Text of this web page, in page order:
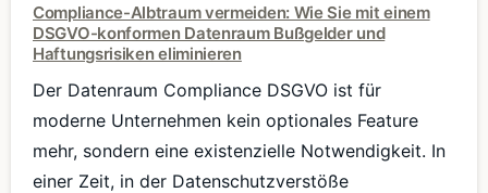
Compliance-Albtraum vermeiden: Wie Sie mit einem
DSGVO-konformen Datenraum Bußgelder und
Haftungsrisiken eliminieren
Der Datenraum Compliance DSGVO ist für
moderne Unternehmen kein optionales Feature
mehr, sondern eine existenzielle Notwendigkeit. In
einer Zeit, in der Datenschutzverstöße